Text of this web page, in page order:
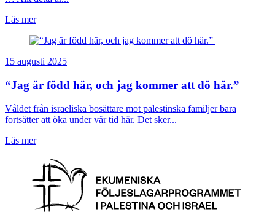
Läs mer
15 augusti 2025
“Jag är född här, och jag kommer att dö här.”
Våldet från israeliska bosättare mot palestinska familjer bara
fortsätter att öka under vår tid här. Det sker...
Läs mer